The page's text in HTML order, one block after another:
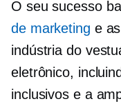
O seu sucesso
de marketing e
indústria do
eletrônico,
inclusivos e a